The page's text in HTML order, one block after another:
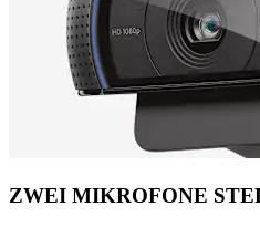
ZWEI MIKROFONE